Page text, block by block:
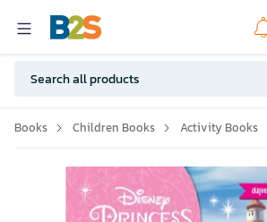
Books Children Books Activity Books